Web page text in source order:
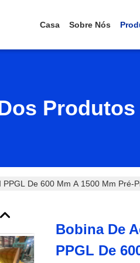
Casa Sobre Nós
Produtos
De 600 Mm A 1500 Mm
Bobina De
PPGL De